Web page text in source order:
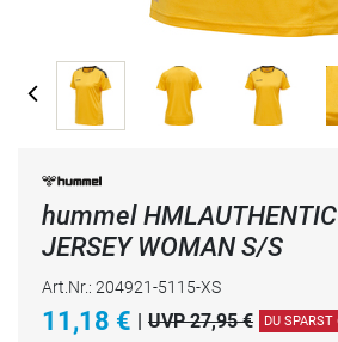
hummel HMLAUTHENTIC
JERSEY WOMAN S/S
Art.Nr.: 204921-5115-XS
11,18 € | UVP 27,95 € DU SPARST